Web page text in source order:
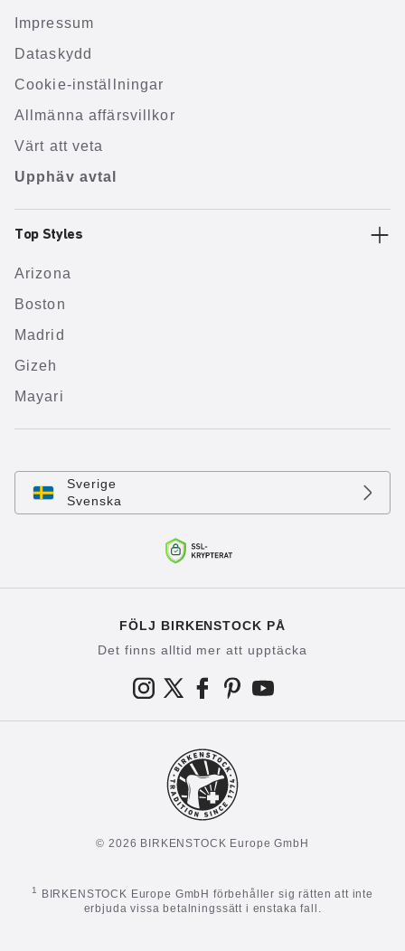
Impressum
Dataskydd
Cookie-inställningar
Allmänna affärsvillkor
Värt att veta
Upphäv avtal
Top Styles
Arizona
Boston
Madrid
Gizeh
Mayari
Sverige
Svenska
FÖLJ BIRKENSTOCK PÅ
Det finns alltid mer att upptäcka
© 2026 BIRKENSTOCK Europe GmbH
1
BIRKENSTOCK Europe GmbH förbehåller sig rätten att inte
erbjuda vissa betalningssätt i enstaka fall.